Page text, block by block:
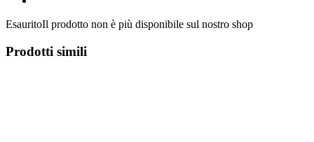
EsauritoIl prodotto non è più disponibile sul nostro shop
Prodotti simili